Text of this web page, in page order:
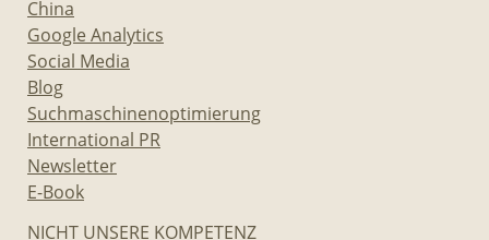
China
Google Analytics
Social Media
Blog
Suchmaschinenoptimierung
International PR
Newsletter
E-Book
NICHT UNSERE KOMPETENZ